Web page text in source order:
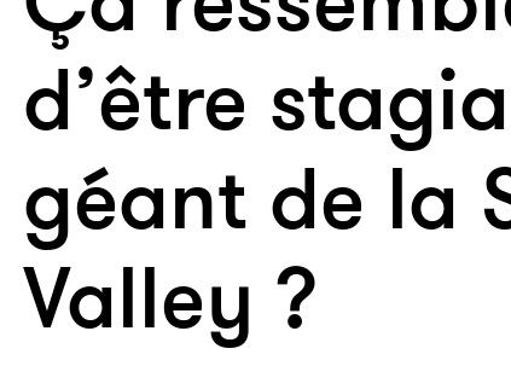
d’être
géant de la
Valley ?